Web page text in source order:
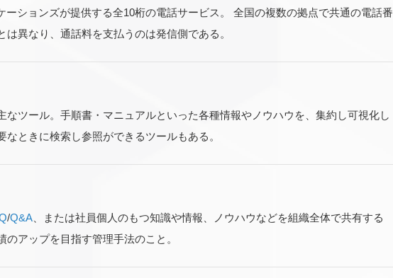
ーションズが提供する全10桁の電話サービス。 全国の複数の拠点で共通の電話番
異なり、通話料を支払うのは発信側である。
なツール。手順書・マニュアルといった各種情報やノウハウを、集約し可視化し
ときに検索し参照ができるツールもある。
/Q&A 、または社員個人のもつ知識や情報、ノウハウなどを組織全体で共有する
アップを目指す管理手法のこと。